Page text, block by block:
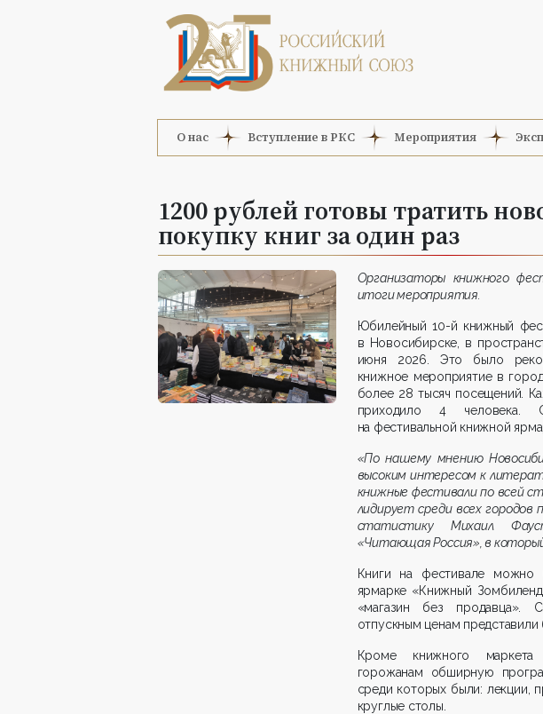
О нас Вступление в РКС Мероприятия
1200 рублей готовы тратить
покупку книг за один раз
Организаторы книжного
итоги мероприятия.
Юбилейный 10-й книжный
в Новосибирске, в
июня 2026. Это было
книжное мероприятие в
более 28 тысяч посещений.
приходило 4 человека.
на фестивальной книжной
«По нашему мнению
высоким интересом к
книжные фестивали по всей
лидирует среди всех
статистику Михаил
«Читающая Россия», в
Книги на фестивале
ярмарке «Книжный
«магазин без продавца».
отпускным ценам представили
Кроме книжного маркета
горожанам обширную
среди которых были: лекции,
круглые столы.